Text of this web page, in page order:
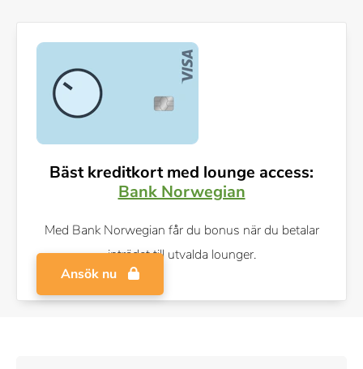
Bäst kreditkort med lounge access:
Bank Norwegian
Med Bank Norwegian får du bonus när du betalar
inträdet till utvalda lounger.
Ansök nu